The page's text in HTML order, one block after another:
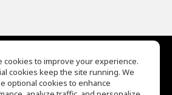
Ear Training
Machine
cookies to improve your experience.
cookies keep the site running. We
optional cookies to enhance